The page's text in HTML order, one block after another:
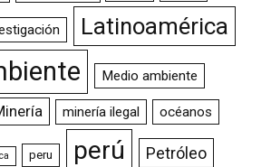
Latinoamérica
Medio ambiente
minería ilegal océanos
peru perú Petróleo